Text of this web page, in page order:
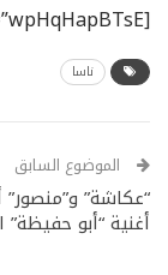
[symple_youtube id=”wpHqHapBTsE”]
ناسا
الموضوع السابق
“عكاشة” و”منصور”
أغنية “أبو حفيظة”